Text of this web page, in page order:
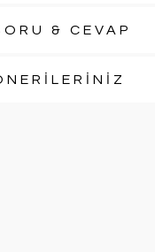
& CEVAP